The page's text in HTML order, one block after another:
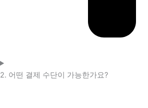
2. 어떤 결제 수단이 가능한가요?